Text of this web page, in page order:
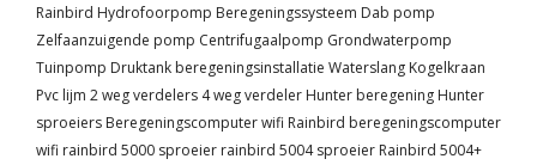
Rainbird Hydrofoorpomp Beregeningssysteem Dab pomp
Zelfaanzuigende pomp Centrifugaalpomp Grondwaterpomp
Tuinpomp Druktank beregeningsinstallatie Waterslang Kogelkraan
Pvc lijm 2 weg verdelers 4 weg verdeler Hunter beregening Hunter
sproeiers Beregeningscomputer wifi Rainbird beregeningscomputer
wifi rainbird 5000 sproeier rainbird 5004 sproeier Rainbird 5004+